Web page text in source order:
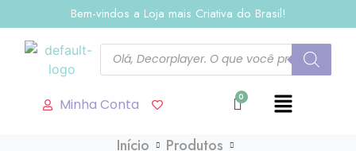
Bem-vindos a Loja mais Criativa do Brasil!
Minha Conta
Início
Produtos